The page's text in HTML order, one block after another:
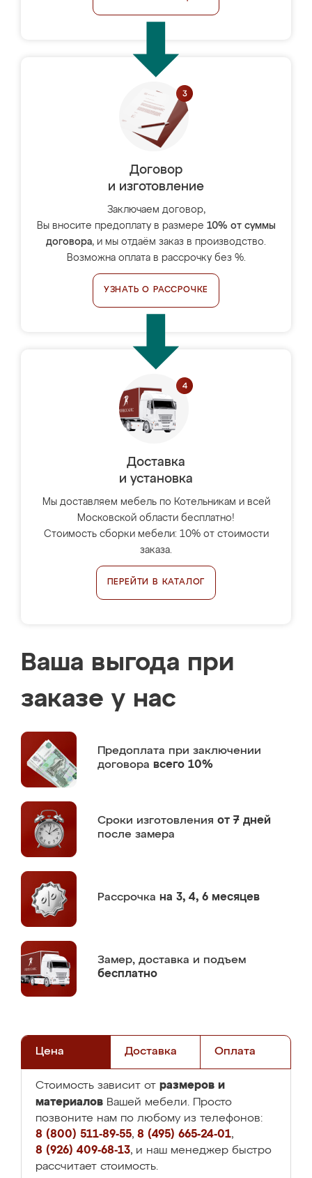
Договор
и изготовление
Заключаем договор,
Вы вносите предоплату в размере 10% от суммы
договора, и мы отдаём заказ в производство.
Возможна оплата в рассрочку без %.
УЗНАТЬ О РАССРОЧКЕ
Доставка
и установка
Мы доставляем мебель по Котельникам и всей
Московской области бесплатно!
Стоимость сборки мебели: 10% от стоимости
заказа.
ПЕРЕЙТИ В КАТАЛОГ
Ваша выгода при
заказе у нас
Предоплата при заключении
договора всего 10%
Сроки изготовления от 7 дней
после замера
Рассрочка на 3, 4, 6 месяцев
Замер, доставка и подъем
бесплатно
Цена Доставка Оплата
Стоимость зависит от размеров и
материалов Вашей мебели. Просто
позвоните нам по любому из телефонов:
8 (800) 511-89-55, 8 (495) 665-24-01,
8 (926) 409-68-13, и наш менеджер быстро
рассчитает стоимость.